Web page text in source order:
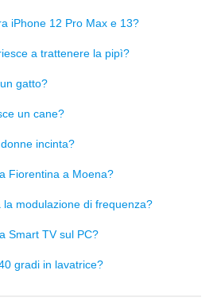
iPhone 12 Pro Max e 13?
a trattenere la pipì?
gatto?
un cane?
incinta?
Fiorentina a Moena?
la modulazione di frequenza?
Smart TV sul PC?
gradi in lavatrice?